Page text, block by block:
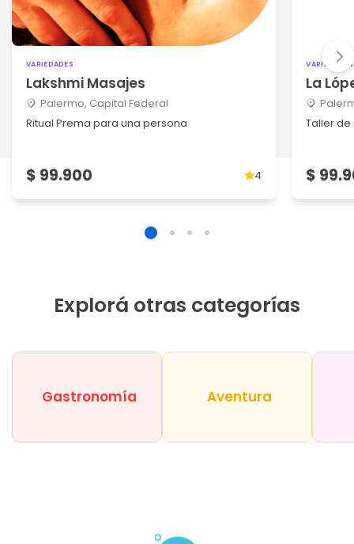
VARIEDADES
Lakshmi Masajes
Palermo, Capital Federal
Ritual Prema para una persona
$ 99.900 4
VARIEDADES
La
Taller
$
Explorá otras categorías
Gastronomía Aventura